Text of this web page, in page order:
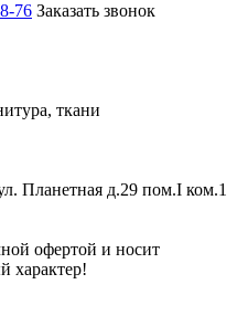
76 Заказать звонок
ткани
Планетная д.29 пом.I ком.1
офертой и носит
характер!